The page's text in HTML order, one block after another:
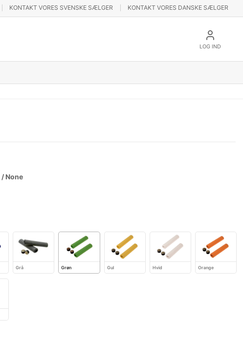
KONTAKT VORES SVENSKE SÆLGER KONTAKT VORES DANSKE SÆLGER
LOG IND
/ None
Grå Grøn Gul Hvid Orange